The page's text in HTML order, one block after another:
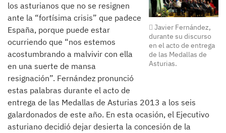
Javier Fernández,
durante su discurso
en el acto de entrega
de las Medallas de
Asturias.
los asturianos que no se resignen
ante la “fortísima crisis” que padece
España, porque puede estar
ocurriendo que “nos estemos
acostumbrando a malvivir con ella
en una suerte de mansa
resignación”. Fernández pronunció
estas palabras durante el acto de
entrega de las Medallas de Asturias 2013 a los seis
galardonados de este año. En esta ocasión, el Ejecutivo
asturiano decidió dejar desierta la concesión de la